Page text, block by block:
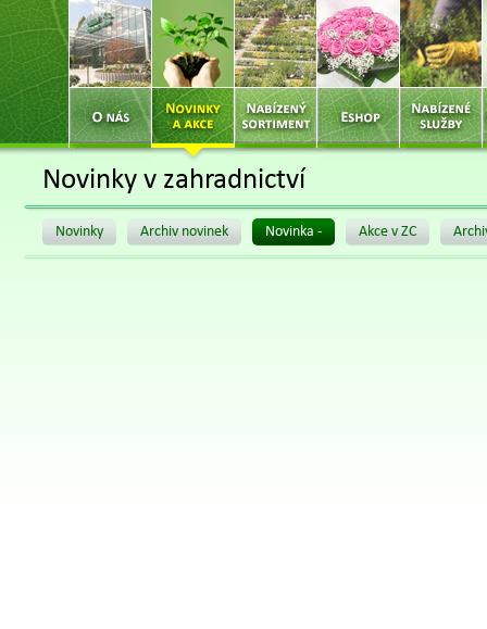
Novinky v zahradnictví
Novinky Archiv novinek Novinka - Akce v ZC